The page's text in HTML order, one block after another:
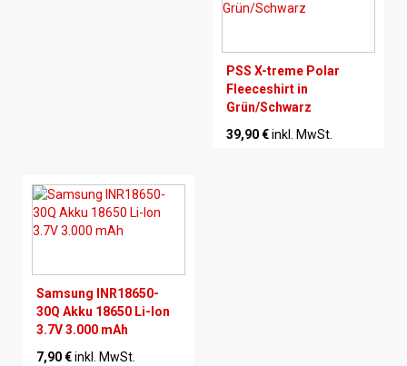
PSS X-treme Polar
Fleeceshirt in
Grün/Schwarz
39,90 €inkl. MwSt.
Samsung INR18650-
30Q Akku 18650 Li-Ion
3.7V 3.000 mAh
7,90 €inkl. MwSt.